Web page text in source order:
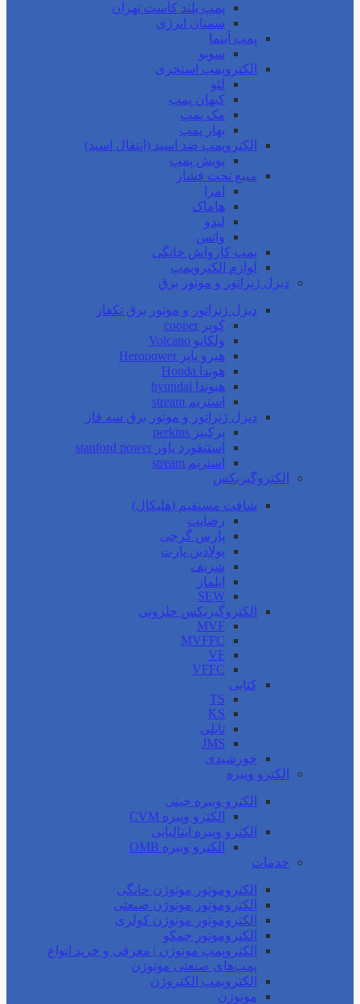
پمپ بلند کاست تهران
سمنان انرژی
پمپ آبنما
سوبو
الکتروپمپ استخری
لئو
کیهان پمپ
مک پمپ
بهار پمپ
الکتروپمپ ضد اسید (انتقال اسید)
پویش پمپ
منبع تحت فشار
امرا
هاماک
لیدو
واتس
پمپ کارواش خانگی
لوازم الکتروپمپ
دیزل ژنراتور و موتور برق
دیزل ژنراتور و موتور برق تکفاز
کوپر cooper
ولکانو Volcano
هیرو پاپر Heropower
هوندا Honda
هیوندا hyundai
استریم stream
دیزل ژنراتور و موتور برق سه فاز
پرکینز perkins
استنفورد پاور stanford power
استریم stream
الکتروگیربکس
شافت مستقیم (هلیکال)
رضایت
پارس گرجی
پولادین پارت
شریف
ایلماز
SEW
الکتروگیربکس حلزونی
MVF
MVFFC
VF
VFFC
کتابی
TS
KS
تایلی
JMS
خورشیدی
الکترو ویبره
الکترو ویبره چینی
الکترو ویبره CVM
الکترو ویبره ایتالیایی
الکترو ویبره OMB
خدمات
الکتروموتور موتوژن خانگی
الکتروموتور موتوژن صنعتی
الکتروموتور موتوژن کولری
الکتروموتور جمکو
الکتروپمپ موتوژن | معرفی و خرید انواع
پمپ‌های صنعتی موتوژن
الکتروپمپ الکتروژن
موتوژن